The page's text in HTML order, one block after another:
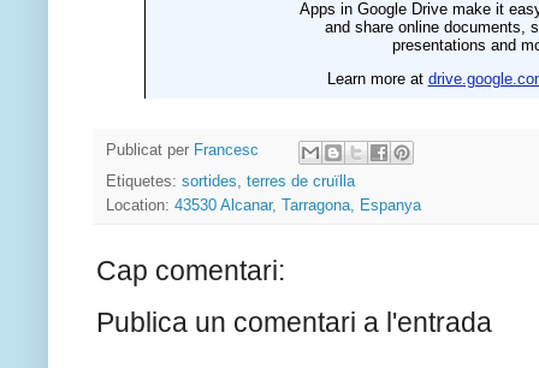
Publicat per Francesc
Etiquetes: sortides
terres de cruïlla
Location: 43530 Alcanar, Tarragona, Espanya
Cap comentari:
Publica un comentari a l'entrada